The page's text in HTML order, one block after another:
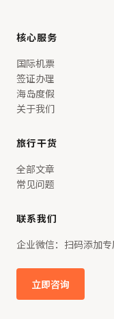
核心服务
国际机票
签证办理
海岛度假
关于我们
旅行干货
全部文章
常见问题
联系我们
企业微信：扫码添加
立即咨询